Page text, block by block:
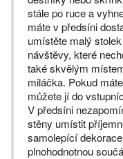
stále po ruce a
máte v předsíni
umístěte malý
návštěvy, které
také skvělým
miláčka. Pokud
můžete jí do
V předsíni
stěny umístit
samolepící
plnohodnotnou